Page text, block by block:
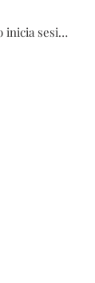
inicia sesión